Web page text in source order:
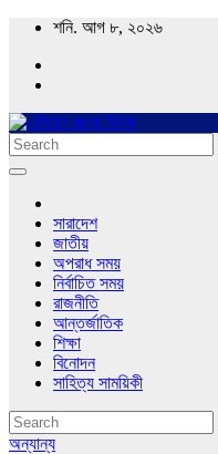
Skip
content
শনি. আগ ৮, ২০২৬
Asian Bangla News
এশিয়ান বাংলা নিউজ
সারাদেশ
জাতীয়
অপরাধ সময়
নির্বাচিত সময়
রাজনীতি
আন্তর্জাতিক
শিক্ষা
বিনোদন
সাহিত্য সাময়িকী
অন্যান্য